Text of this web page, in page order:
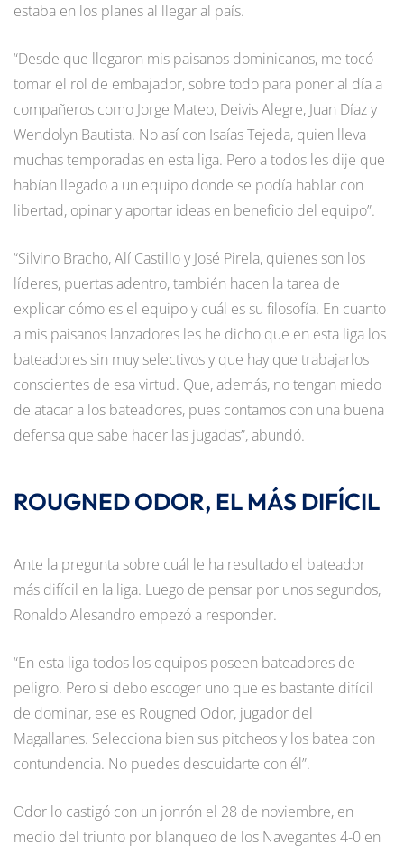
estaba en los planes al llegar al país.
“Desde que llegaron mis paisanos dominicanos, me tocó
tomar el rol de embajador, sobre todo para poner al día a
compañeros como Jorge Mateo, Deivis Alegre, Juan Díaz y
Wendolyn Bautista. No así con Isaías Tejeda, quien lleva
muchas temporadas en esta liga. Pero a todos les dije que
habían llegado a un equipo donde se podía hablar con
libertad, opinar y aportar ideas en beneficio del equipo”.
“Silvino Bracho, Alí Castillo y José Pirela, quienes son los
líderes, puertas adentro, también hacen la tarea de
explicar cómo es el equipo y cuál es su filosofía. En cuanto
a mis paisanos lanzadores les he dicho que en esta liga los
bateadores sin muy selectivos y que hay que trabajarlos
conscientes de esa virtud. Que, además, no tengan miedo
de atacar a los bateadores, pues contamos con una buena
defensa que sabe hacer las jugadas”, abundó.
ROUGNED ODOR, EL MÁS DIFÍCIL
Ante la pregunta sobre cuál le ha resultado el bateador
más difícil en la liga. Luego de pensar por unos segundos,
Ronaldo Alesandro empezó a responder.
“En esta liga todos los equipos poseen bateadores de
peligro. Pero si debo escoger uno que es bastante difícil
de dominar, ese es Rougned Odor, jugador del
Magallanes. Selecciona bien sus pitcheos y los batea con
contundencia. No puedes descuidarte con él”.
Odor lo castigó con un jonrón el 28 de noviembre, en
medio del triunfo por blanqueo de los Navegantes 4-0 en